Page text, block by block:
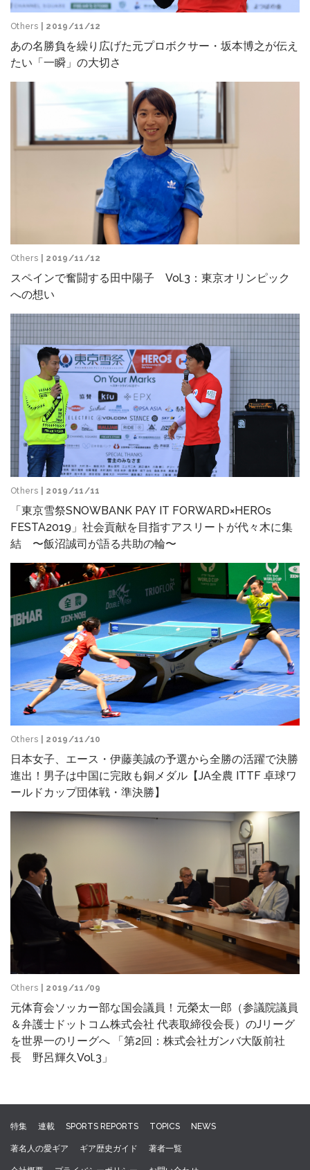
Others | 2019/11/12
あの名勝負を繰り広げた元プロボクサー・坂本博之が伝え
たい「一瞬」の大切さ
Others | 2019/11/12
スペインで奮闘する田中陽子 Vol.3：東京オリンピック
への想い
Others | 2019/11/11
「東京雪祭SNOWBANK PAY IT FORWARD×HEROs
FESTA2019」社会貢献を目指すアスリートが代々木に集
結 〜飯沼誠司が語る共助の輪〜
Others | 2019/11/10
日本女子、エース・伊藤美誠の予選から全勝の活躍で決勝
進出！男子は中国に完敗も銅メダル【JA全農 ITTF 卓球ワ
ールドカップ団体戦・準決勝】
Others | 2019/11/09
元体育会ソッカー部な国会議員！元榮太一郎（参議院議員
＆弁護士ドットコム株式会社 代表取締役会長）のJリーグ
を世界一のリーグへ 「第2回：株式会社ガンバ大阪前社
長 野呂輝久Vol.3」
特集 連載 SPORTS REPORTS TOPICS NEWS
著名人の愛ギア ギア歴史ガイド 著者一覧